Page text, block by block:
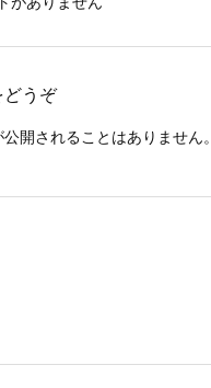
どうぞ
開されることはありません。